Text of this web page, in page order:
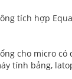
tích hợp
cho micro có
tính bảng,